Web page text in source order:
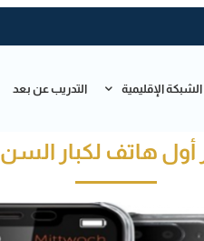
الشبكة الإقليمية التدريب عن بعد
هاتف لكبار